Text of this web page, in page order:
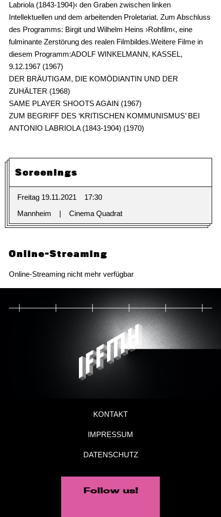
Labriola (1843-1904)‹ den Graben zwischen linken
Intellektuellen und dem arbeitenden Proletariat. Zum Abschluss
des Programms: Birgit und Wilhelm Heins ›Rohfilm‹, eine
fulminante Zerstörung des realen Filmbildes.Weitere Filme in
diesem Programm:ADOLF WINKELMANN, KASSEL,
9.12.1967 (1967)
DER BRÄUTIGAM, DIE KOMÖDIANTIN UND DER
ZUHÄLTER (1968)
SAME PLAYER SHOOTS AGAIN (1967)
ZUM BEGRIFF DES ‘KRITISCHEN KOMMUNISMUS’ BEI
ANTONIO LABRIOLA (1843-1904) (1970)
Screenings
Freitag 19.11.2021
17:30
Mannheim
Cinema Quadrat
Online-Streaming
Online-Streaming nicht mehr verfügbar
KONTAKT
IMPRESSUM
DATENSCHUTZ
Follow us!